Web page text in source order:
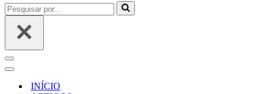
Pesquisar
por...
Menu
de
navegação
Menu
navegaçãoINÍCIO